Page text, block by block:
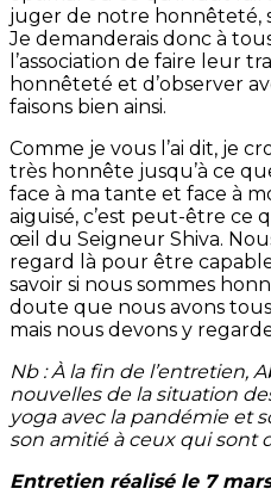
juger de notre honnêteté,
Je demanderais donc à
l’association de faire leur
honnêteté et d’observer
faisons bien ainsi.
Comme je vous l’ai dit, je
très honnête jusqu’à ce
face à ma tante et face à
aiguisé, c’est peut-être ce
œil du Seigneur Shiva.
regard là pour être
savoir si nous sommes
doute que nous avons
mais nous devons y
Nb : À la fin de l’entretien,
nouvelles de la situation
yoga avec la pandémie et
son amitié à ceux qui sont
Entretien réalisé le 7 mars